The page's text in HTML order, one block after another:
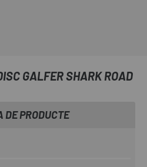
GALFER SHARK ROAD
DE PRODUCTE